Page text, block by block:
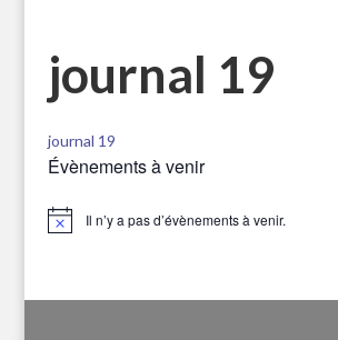
journal 19
journal 19
Évènements à venir
Notice Il n’y a pas d’évènements à venir.